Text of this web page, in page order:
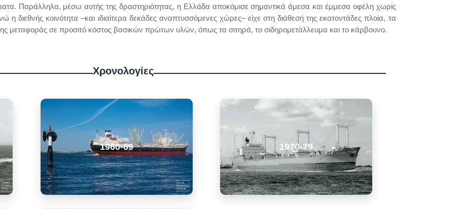
Παράλληλα, μέσω αυτής της δραστηριότητας, η Ελλάδα αποκόμισε σημαντικά άμεσα και έμμεσα οφέλη χωρίς
διεθνής κοινότητα –και ιδιαίτερα δεκάδες αναπτυσσόμενες χώρες– είχε στη διάθεσή της εκατοντάδες πλοία, τα
μεταφοράς σε προσιτό κόστος βασικών πρώτων υλών, όπως τα σιτηρά, το σιδηρομετάλλευμα και το κάρβουνο.
Χρονολογίες
1960-69 1970-79